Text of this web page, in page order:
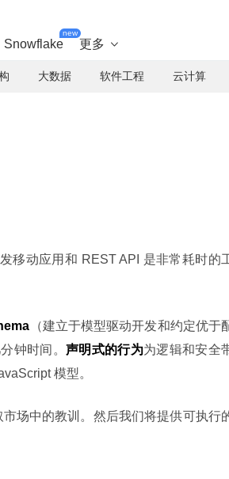
Snowflake
new
更多 
大数据 软件工程 云计算
移动应用和 REST API 是非常耗时的
（建立于模型驱动开发和约定优于
钟时间。 声明式的行为为逻辑和安全
模型。
场中的教训。然后我们将提供可执行